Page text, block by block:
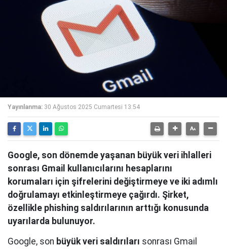
Yayınlanma: 30 Ağustos 2025 Cumartesi 13:54
Google, son dönemde yaşanan büyük veri ihlalleri
sonrası Gmail kullanıcılarını hesaplarını
korumaları için şifrelerini değiştirmeye ve iki adımlı
doğrulamayı etkinleştirmeye çağırdı. Şirket,
özellikle phishing saldırılarının arttığı konusunda
uyarılarda bulunuyor.
Google, son büyük veri saldırıları sonrası Gmail